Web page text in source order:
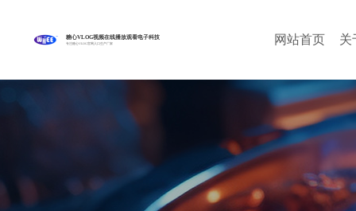
糖心VLOG视频在线播放观看电子科技
专注糖心VLOG官网入口生产厂家 网站首页 关